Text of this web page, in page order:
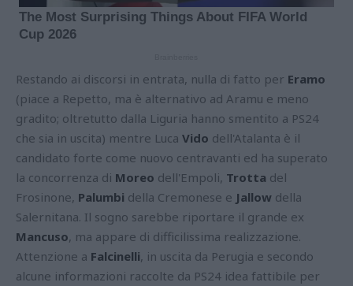
Restando ai discorsi in entrata, nulla di fatto per Eramo
(piace a Repetto, ma è alternativo ad Aramu e meno
gradito; oltretutto dalla Liguria hanno smentito a PS24
che sia in uscita) mentre Luca Vido dell'Atalanta è il
candidato forte come nuovo centravanti ed ha superato
la concorrenza di Moreo dell'Empoli, Trotta del
Frosinone, Palumbi della Cremonese e Jallow della
Salernitana. Il sogno sarebbe riportare il grande ex
Mancuso, ma appare di difficilissima realizzazione.
Attenzione a Falcinelli, in uscita da Perugia e secondo
alcune informazioni raccolte da PS24 idea fattibile per